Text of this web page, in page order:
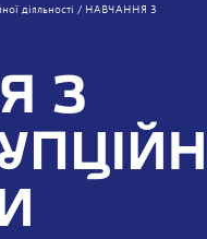
діяльності / НАВЧАННЯ З
З